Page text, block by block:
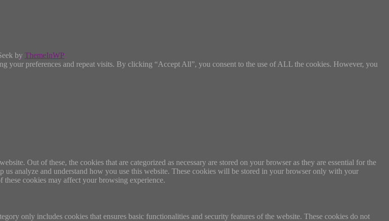
by ThemeInWP
your preferences and repeat visits. By clicking “Accept All”, you consent to the use of ALL the cookies. However, you
Out of these, the cookies that are categorized as necessary are stored on your browser as they are essential for the
analyze and understand how you use this website. These cookies will be stored in your browser only with your
cookies may affect your browsing experience.
only includes cookies that ensures basic functionalities and security features of the website. These cookies do not